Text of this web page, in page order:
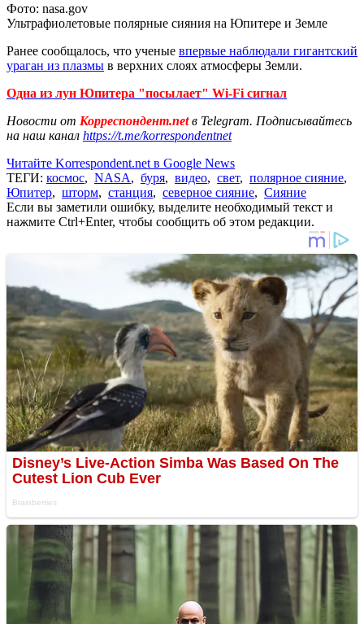
Фото: nasa.gov
Ультрафиолетовые полярные сияния на Юпитере и Земле
Ранее сообщалось, что ученые впервые наблюдали гигантский
ураган из плазмы в верхних слоях атмосферы Земли.
Одна из лун Юпитера "посылает" Wi-Fi сигнал
Новости от Корреспондент.netв Telegram. Подписывайтесь
на наш канал https://t.me/korrespondentnet
Читайте Korrespondent.net в Google News
ТЕГИ: космос, NASA, буря, видео, свет, полярное сияние,
Юпитер, шторм, станция, северное сияние, Сияние
Если вы заметили ошибку, выделите необходимый текст и
нажмите Ctrl+Enter, чтобы сообщить об этом редакции.